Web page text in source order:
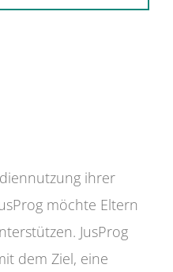
ihrer
möchte Eltern
JusProg
dem Ziel, eine